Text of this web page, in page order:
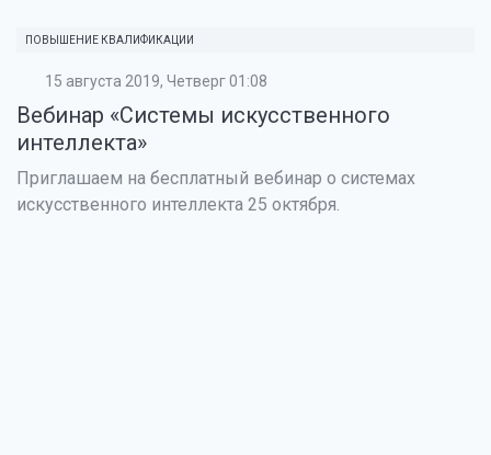
ПОВЫШЕНИЕ КВАЛИФИКАЦИИ
15 августа 2019, Четверг 01:08
Вебинар «Системы искусственного
интеллекта»
Приглашаем на бесплатный вебинар о системах
искусственного интеллекта 25 октября.